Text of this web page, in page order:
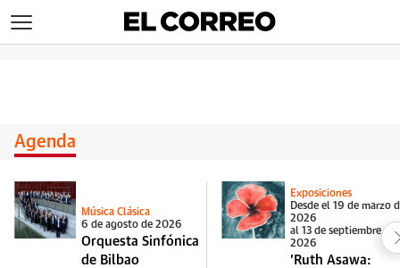
Agenda
Música Clásica
6 de agosto de 2026
Orquesta Sinfónica
de Bilbao
Exposiciones
Desde el 19 de marzo
2026
al 13 de septiembre de
2026
'Ruth Asawa: